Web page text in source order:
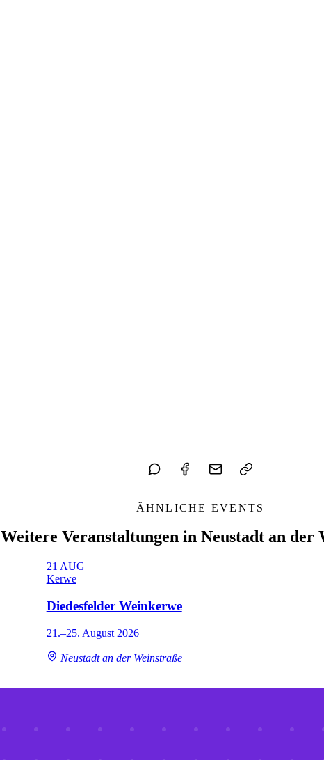
ÄHNLICHE EVENTS
Weitere Veranstaltungen in Neustadt an der
21 AUG
Kerwe
Diedesfelder Weinkerwe
21.–25. August 2026
Neustadt an der Weinstraße